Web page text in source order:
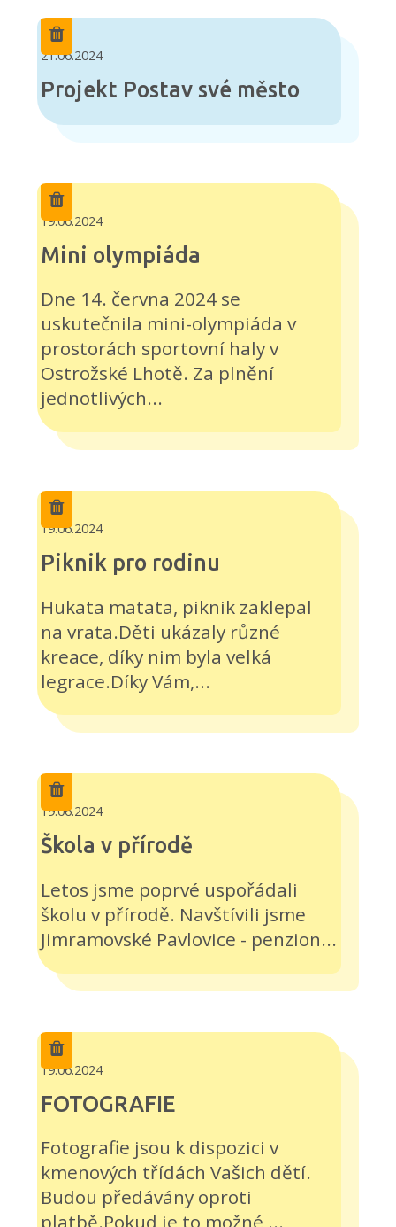
21.06.2024
Projekt Postav své město
19.06.2024
Mini olympiáda
Dne 14. června 2024 se
uskutečnila mini-olympiáda v
prostorách sportovní haly v
Ostrožské Lhotě. Za plnění
jednotlivých...
19.06.2024
Piknik pro rodinu
Hukata matata, piknik zaklepal
na vrata.Děti ukázaly různé
kreace, díky nim byla velká
legrace.Díky Vám,...
19.06.2024
Škola v přírodě
Letos jsme poprvé uspořádali
školu v přírodě. Navštívili jsme
Jimramovské Pavlovice - penzion...
19.06.2024
FOTOGRAFIE
Fotografie jsou k dispozici v
kmenových třídách Vašich dětí.
Budou předávány oproti
platbě.Pokud je to možné,...